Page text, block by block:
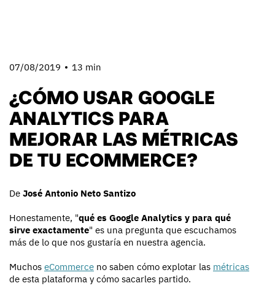
07/08/2019 13 min
¿CÓMO USAR GOOGLE
ANALYTICS PARA
MEJORAR LAS MÉTRICAS
DE TU ECOMMERCE?
De José Antonio Neto Santizo
Honestamente, "qué es Google Analytics y para qué
sirve exactamente" es una pregunta que escuchamos
más de lo que nos gustaría en nuestra agencia.
Muchos eCommerce no saben cómo explotar las métricas
de esta plataforma y cómo sacarles partido.